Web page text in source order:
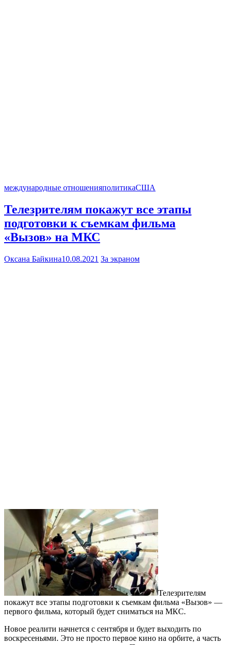
международные отношенияполитикаСША
Телезрителям покажут все этапы
подготовки к съемкам фильма
«Вызов» на МКС
Оксана Байкина10.08.2021 За экраном
Телезрителям
покажут все этапы подготовки к съемкам фильма «Вызов» —
первого фильма, который будет сниматься на МКС.
Новое реалити начнется с сентября и будет выходить по
воскресеньями. Это не просто первое кино на орбите, а часть